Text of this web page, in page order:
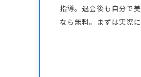
指導。退会後も自分で
なら無料。まずは実際